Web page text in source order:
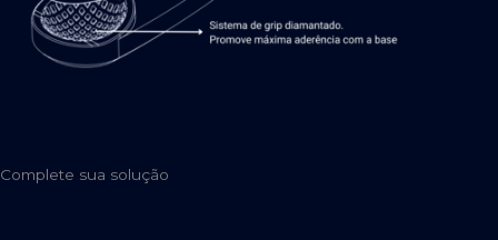
Complete sua solução